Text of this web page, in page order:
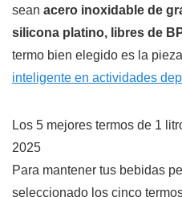
sean acero inoxidable de
silicona platino, libres de
termo bien elegido es la
inteligente en actividades
Los 5 mejores termos de 1
2025
Para mantener tus bebidas
seleccionado los cinco